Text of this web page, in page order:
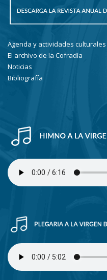
Agenda y actividades culturales
El archivo de la Cofradía
Noticias
Bibliografía